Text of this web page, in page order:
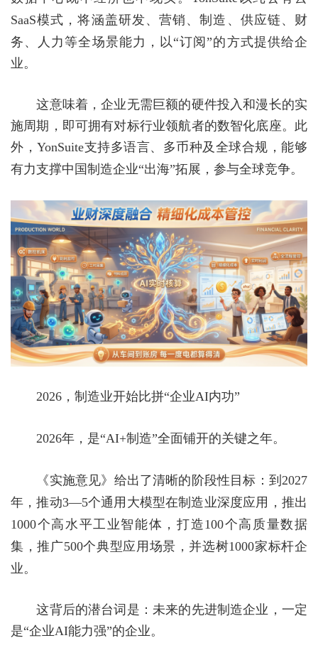
SaaS模式，将涵盖研发、营销、制造、供应链、财
务、人力等全场景能力，以“订阅”的方式提供给企
业。
这意味着，企业无需巨额的硬件投入和漫长的实
施周期，即可拥有对标行业领航者的数智化底座。此
外，YonSuite支持多语言、多币种及全球合规，能够
有力支撑中国制造企业“出海”拓展，参与全球竞争。
2026 ，制造业开始比拼“企业AI内功”
2026年，是“AI+制造”全面铺开的关键之年。
《实施意见》给出了清晰的阶段性目标：到 2027
年，推动3—5个通用大模型在制造业深度应用，推出
1000个高水平工业智能体，打造100个高质量数据
集，推广500个典型应用场景，并选树1000家标杆企
业。
这背后的潜台词是：未来的先进制造企业，一定
是“企业AI能力强”的企业。